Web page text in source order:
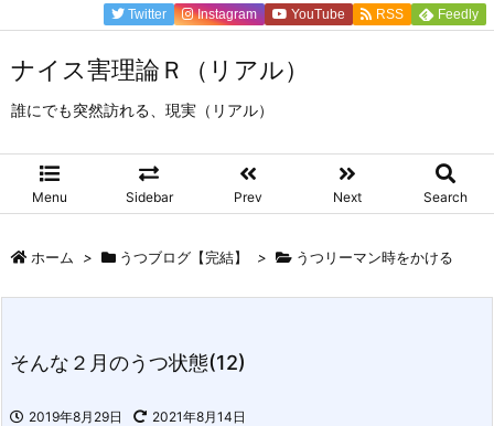
ナイス害理論Ｒ（リアル）
誰にでも突然訪れる、現実（リアル）
Menu Sidebar Prev Next Search
Twitter Instagram YouTube RSS Feedly
ホーム > うつブログ【完結】 > うつリーマン時をかける
そんな２月のうつ状態(12)
2019年8月29日 2021年8月14日